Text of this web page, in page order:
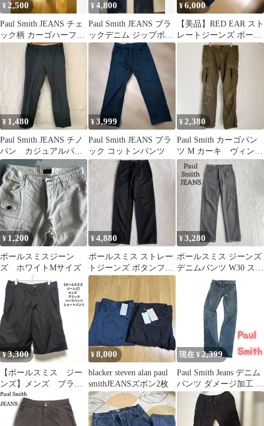
¥ 2,500
Paul Smith JEANS チェ
ック柄 カーゴハーフパ
ンツ
¥4,800
Paul Smith JEANS ブラ
ックデニム ジップポケ
ット
¥6,000
【美品】RED EAR スト
レートジーンズ ポール
スミス 太め 濃紺 日本
¥ 1,480
Paul Smith JEANS チノ
パン カジュアルパン
ツ 無地 ネイビー S
¥3,999
Paul Smith JEANS ブラ
ック コットンパンツ
¥2,380
Paul Smith カーゴパン
ツ M カーキ ヴィンテ
ージ 古着 レア 希
少
¥ 1,200
ポールスミスジーン
ズ ホワイトMサイズ
¥4,880
ポールスミス ストレー
トジーンズ ボタンフラ
イト ブラック 29インチ
綿100
¥3,280
ポールスミス ジーンズ
デニムパンツ W30 スト
レート 日本製 ボタンフ
¥3,300
【ポールスミス ジー
ンズ】メンズ ブラッ
ク ハーフパンツ シ
ョートパンツ
¥8,000
blacker steven alan paul
smithJEANSズボン2枚
現在 ¥ 2,399
Paul Smith Jeans デニム
パンツ ダメージ加工 パ
ッチデザイン